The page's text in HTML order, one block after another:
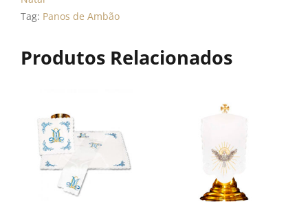
Tag: Panos de Ambão
Produtos Relacionados